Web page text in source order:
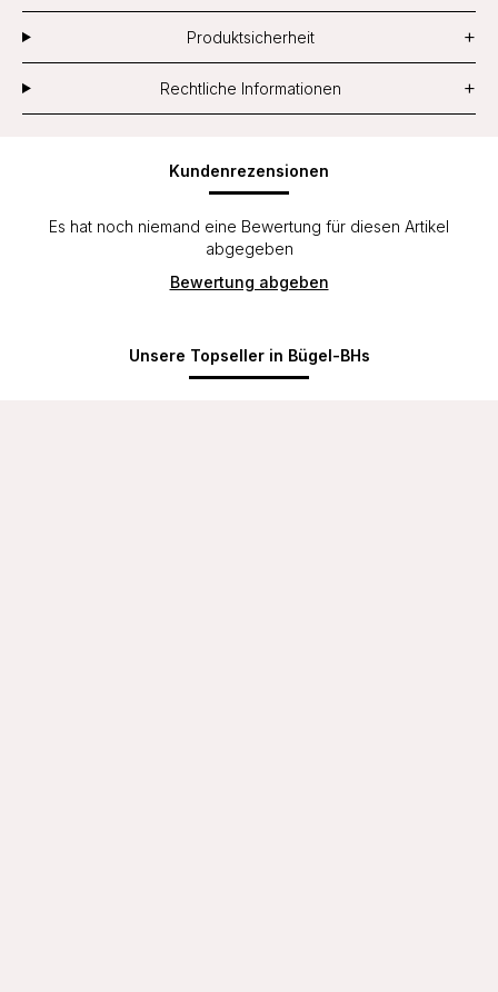
Produktsicherheit +
Rechtliche Informationen +
Kundenrezensionen
Es hat noch niemand eine Bewertung für diesen Artikel
abgegeben
Bewertung abgeben
Unsere Topseller in Bügel-BHs